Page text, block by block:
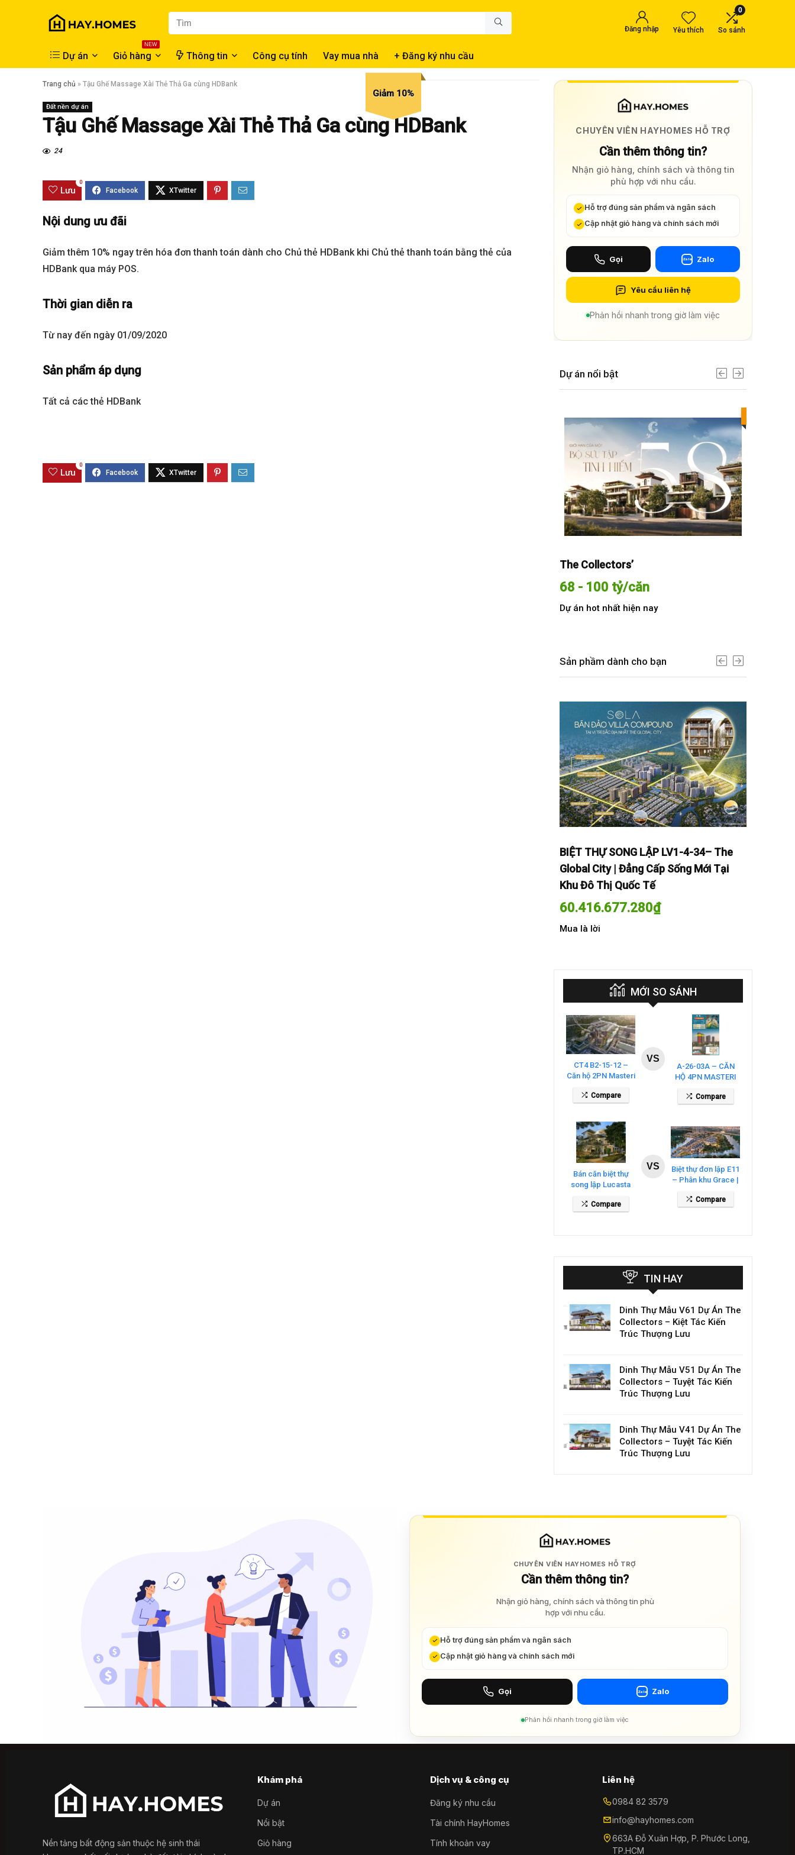
Đăng nhập Yêu thích
0
So sánh
Dự án
NEW
Giỏ hàng Thông tin Công cụ tính Vay mua nhà + Đăng ký nhu cầu
Giảm 10%
Trang chủ » Tậu Ghế Massage Xài Thẻ Thả Ga cùng HDBank
Đất nền dự án
Tậu Ghế Massage Xài Thẻ Thả Ga cùng HDBank
24
Lưu
0
Nội dung ưu đãi
Giảm thêm 10% ngay trên hóa đơn thanh toán dành cho Chủ thẻ HDBank khi Chủ thẻ thanh toán bằng thẻ của
HDBank qua máy POS.
Thời gian diễn ra
Từ nay đến ngày 01/09/2020
Sản phẩm áp dụng
Tất cả các thẻ HDBank
Lưu
0
CHUYÊN VIÊN HAYHOMES HỖ TRỢ
Cần thêm thông tin?
Nhận giỏ hàng, chính sách và thông tin
phù hợp với nhu cầu.
Hỗ trợ đúng sản phẩm và ngân sách
Cập nhật giỏ hàng và chính sách mới
Gọi Zalo Zalo
Yêu cầu liên hệ
Phản hồi nhanh trong giờ làm việc
Dự án nổi bật
The Collectors’
68 - 100 tỷ/căn
Dự án hot nhất hiện nay
Sản phầm dành cho bạn
BIỆT THỰ SONG LẬP LV1-4-34– The
Global City | Đẳng Cấp Sống Mới Tại
Khu Đô Thị Quốc Tế
60.416.677.280₫
Mua là lời
MỚI SO SÁNH
CT4 B2-15-12 –
Căn hộ 2PN Masteri
Compare
VS
A-26-03A – CĂN
HỘ 4PN MASTERI
COSMO CENTRAL
– THE GLOBAL
Compare
Bán căn biệt thự
song lập Lucasta
Villa – DT 175m2
giá 26 tỷ
Compare
VS
Biệt thự đơn lập E11
– Phân khu Grace |
Waters
Compare
TIN HAY
Dinh Thự Mẫu V61 Dự Án The
Collectors – Kiệt Tác Kiến
Trúc Thượng Lưu
Dinh Thự Mẫu V51 Dự Án The
Collectors – Tuyệt Tác Kiến
Trúc Thượng Lưu
Dinh Thự Mẫu V41 Dự Án The
Collectors – Tuyệt Tác Kiến
Trúc Thượng Lưu
CHUYÊN VIÊN HAYHOMES HỖ TRỢ
Cần thêm thông tin?
Nhận giỏ hàng, chính sách và thông tin phù
hợp với nhu cầu.
Hỗ trợ đúng sản phẩm và ngân sách
Cập nhật giỏ hàng và chính sách mới
Gọi Zalo Zalo
Phản hồi nhanh trong giờ làm việc
Nền tảng bất động sản thuộc hệ sinh thái
Khám phá
Dự án
Nổi bật
Giỏ hàng
Dịch vụ & công cụ
Đăng ký nhu cầu
Tài chính HayHomes
Tính khoản vay
Liên hệ
0984 82 3579
info@hayhomes.com
663A Đỗ Xuân Hợp, P. Phước Long,
TP.HCM